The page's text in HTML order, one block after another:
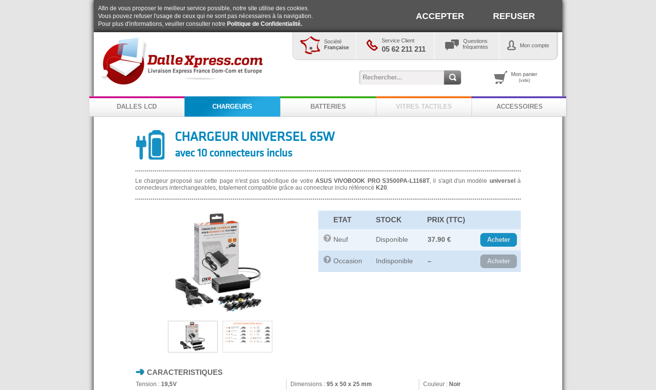
Afin de vous proposer le meilleur service possible, notre site utilise des cookies.
Vous pouvez refuser l'usage de ceux qui ne sont pas nécessaires à la navigation.
Pour plus d'informations, veuiller consulter notre Politique de Confidentialité.
ACCEPTER REFUSER
Société
Française
Service Client
05 62 211 211
Questions
fréquentes
Mon compte
Mon panier
(vide)
DALLES LCD CHARGEURS BATTERIES VITRES TACTILES ACCESSOIRES
CHARGEUR UNIVERSEL 65W
avec 10 connecteurs inclus
Le chargeur proposé sur cette page n'est pas spécifique de votre ASUS VIVOBOOK PRO S3500PA-L1168T, il s'agit d'un modèle universel à
connecteurs interchangeables, totalement compatible grâce au connecteur inclu référencé K20.
ETAT STOCK PRIX (TTC)
Neuf Disponible 37.90 € Acheter
Occasion Indisponible – Acheter
CARACTERISTIQUES
Tension : 19,5V Dimensions : 95 x 50 x 25 mm Couleur : Noir